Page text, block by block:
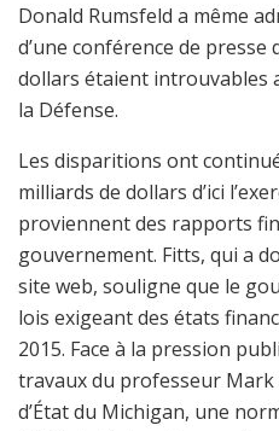
Donald Rumsfeld a même
d’une conférence de presse
dollars étaient introuvables
la Défense.
Les disparitions ont
milliards de dollars d’ici
proviennent des rapports
gouvernement. Fitts, qui a
site web, souligne que le
lois exigeant des états
2015. Face à la pression
travaux du professeur Mark
d’État du Michigan, une